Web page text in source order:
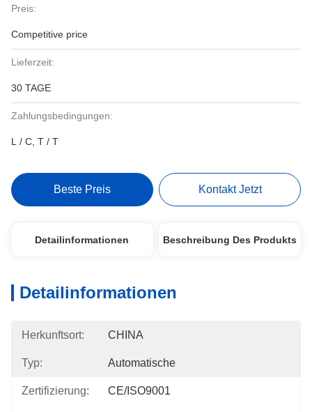
Preis:
Competitive price
Lieferzeit:
30 TAGE
Zahlungsbedingungen:
L / C, T / T
Beste Preis Kontakt Jetzt
Detailinformationen Beschreibung Des Produkts
Detailinformationen
Herkunftsort: CHINA
Typ: Automatische
Zertifizierung: CE/ISO9001